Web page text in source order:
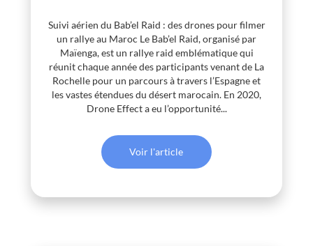
Suivi aérien du Bab’el Raid : des drones pour filmer
un rallye au Maroc Le Bab’el Raid, organisé par
Maïenga, est un rallye raid emblématique qui
réunit chaque année des participants venant de La
Rochelle pour un parcours à travers l’Espagne et
les vastes étendues du désert marocain. En 2020,
Drone Effect a eu l’opportunité...
Voir l'article